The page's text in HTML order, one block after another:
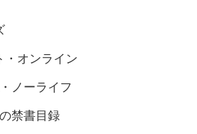
オンライン
ノーライフ
禁書目録